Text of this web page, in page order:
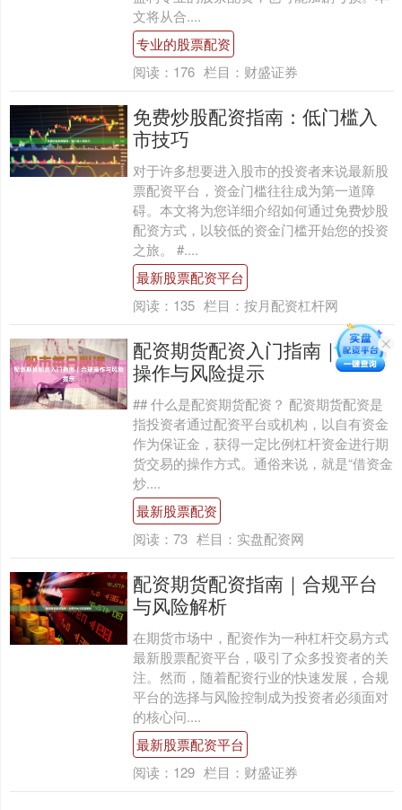
文将从合....
专业的股票配资
阅读： 176 栏目： 财盛证券
免费炒股配资指南：低门槛入
市技巧
对于许多想要进入股市的投资者来说最新股
票配资平台，资金门槛往往成为第一道障
碍。本文将为您详细介绍如何通过免费炒股
配资方式，以较低的资金门槛开始您的投资
之旅。 #....
最新股票配资平台
阅读： 135 栏目： 按月配资杠杆网
配资期货配资入门指南｜合规
操作与风险提示
## 什么是配资期货配资？ 配资期货配资是
指投资者通过配资平台或机构，以自有资金
作为保证金，获得一定比例杠杆资金进行期
货交易的操作方式。通俗来说，就是“借资金
炒....
最新股票配资
阅读： 73 栏目： 实盘配资网
配资期货配资指南｜合规平台
与风险解析
在期货市场中，配资作为一种杠杆交易方式
最新股票配资平台，吸引了众多投资者的关
注。然而，随着配资行业的快速发展，合规
平台的选择与风险控制成为投资者必须面对
的核心问....
最新股票配资平台
阅读： 129 栏目： 财盛证券